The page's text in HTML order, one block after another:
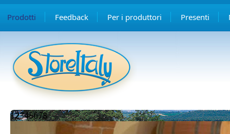
Prodotti Feedback Per i produttori Presenti
12345678